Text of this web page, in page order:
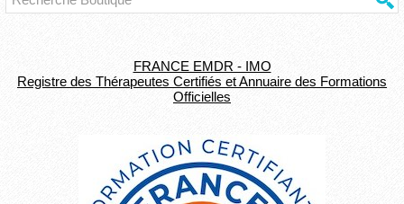
FRANCE EMDR - IMO
Registre des Thérapeutes Certifiés et Annuaire des Formations
Officielles